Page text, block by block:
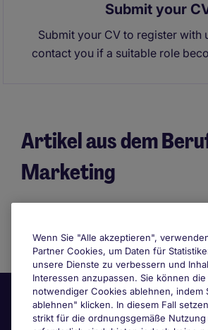
Submit your
Submit your CV to register with
contact you if a suitable role
Artikel aus dem
Marketing
Wenn Sie "Alle akzeptieren",
Partner Cookies, um Daten für
unsere Dienste zu verbessern und
Interessen anzupassen. Sie können
notwendiger Cookies ablehnen, indem
ablehnen" klicken. In diesem Fall
strikt für die ordnungsgemäße